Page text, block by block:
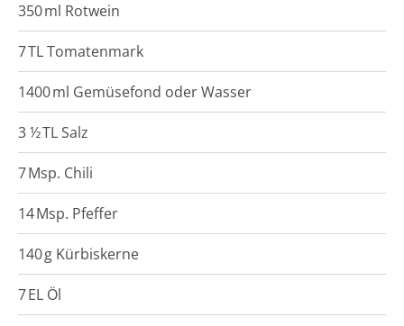
350ml Rotwein
7TLTomatenmark
1400ml Gemüsefond oder Wasser
3 ½TLSalz
7Msp. Chili
14Msp. Pfeffer
140g Kürbiskerne
7EL Öl